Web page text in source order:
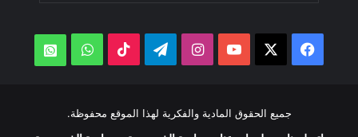
فيسبوك ‫YouTubeانستقرامتيلقرام ‫TikTokواتساب
جميع الحقوق المادية والفكرية لهذا الموقع محفوظة.